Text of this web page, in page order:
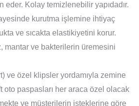
eder. Kolay temizlenebilir yapıdadır.
kurutma işlemine ihtiyaç
ve sıcakta elastikiyetini korur.
mantar ve bakterilerin üremesini
ve özel klipsler yordamıyla zemine
oto paspasları her araca özel olacak
ve müşterilerin isteklerine göre